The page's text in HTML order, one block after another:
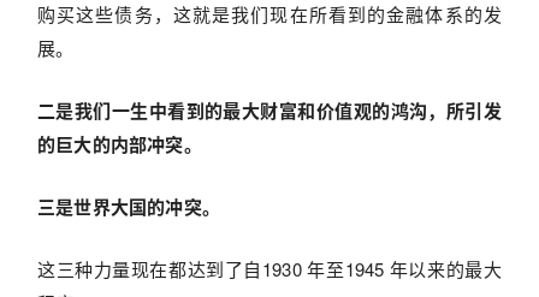
购买这些债务，这就是我们现在所看到的金融体系的发
展。
二是我们一生中看到的最大财富和价值观的鸿沟，所引发
的巨大的内部冲突。
三是世界大国的冲突。
这三种力量现在都达到了自1930 年至1945 年以来的最大